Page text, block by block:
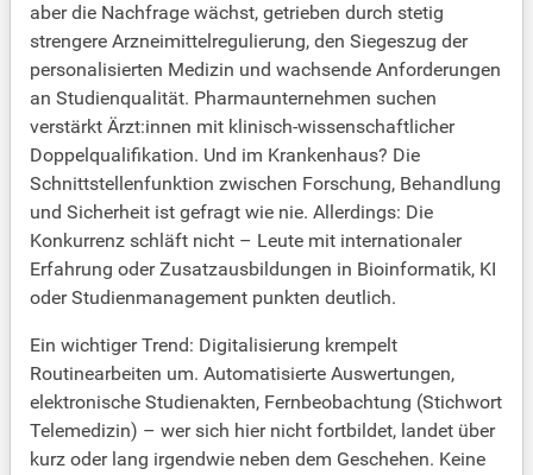
aber die Nachfrage wächst, getrieben durch stetig
strengere Arzneimittelregulierung, den Siegeszug der
personalisierten Medizin und wachsende Anforderungen
an Studienqualität. Pharmaunternehmen suchen
verstärkt Ärzt:innen mit klinisch-wissenschaftlicher
Doppelqualifikation. Und im Krankenhaus? Die
Schnittstellenfunktion zwischen Forschung, Behandlung
und Sicherheit ist gefragt wie nie. Allerdings: Die
Konkurrenz schläft nicht – Leute mit internationaler
Erfahrung oder Zusatzausbildungen in Bioinformatik, KI
oder Studienmanagement punkten deutlich.
Ein wichtiger Trend: Digitalisierung krempelt
Routinearbeiten um. Automatisierte Auswertungen,
elektronische Studienakten, Fernbeobachtung (Stichwort
Telemedizin) – wer sich hier nicht fortbildet, landet über
kurz oder lang irgendwie neben dem Geschehen. Keine